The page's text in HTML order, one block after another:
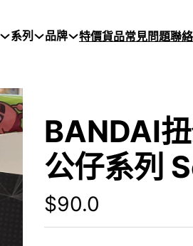
系列 品牌 特價貨品常見問題聯
BANDAI
公仔系列
$90.0